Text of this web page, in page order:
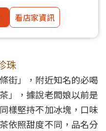
看店家資訊
珠
街」，附近知名的必喝
」，據說老闆娘以前是
樣堅持不加冰塊，口味
依照甜度不同，品名分